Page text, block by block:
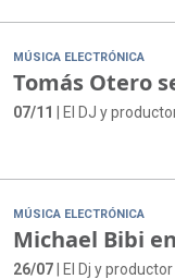
MÚSICA ELECTRÓNICA
Tomás Otero
07/11 | El DJ y
MÚSICA ELECTRÓNICA
Michael Bibi
26/07| El Dj y